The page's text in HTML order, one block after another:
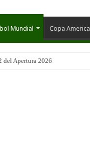
Mundial Copa America
del Apertura 2026